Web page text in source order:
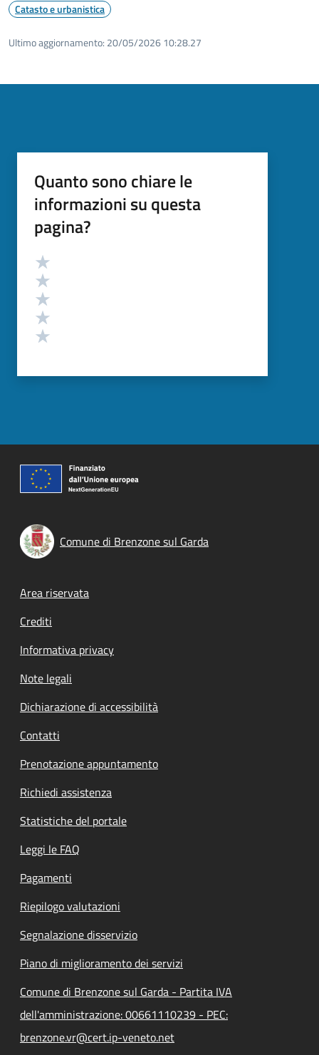
Catasto e urbanistica
Ultimo aggiornamento: 20/05/2026 10:28.27
Quanto sono chiare le
informazioni su questa
pagina?
Valutazione
Comune di Brenzone sul Garda
Footer menu
Area riservata
Crediti
Informativa privacy
Note legali
Dichiarazione di accessibilità
Contatti
Prenotazione appuntamento
Richiedi assistenza
Statistiche del portale
Leggi le FAQ
Pagamenti
Riepilogo valutazioni
Segnalazione disservizio
Piano di miglioramento dei servizi
Comune di Brenzone sul Garda - Partita IVA
dell'amministrazione: 00661110239 - PEC:
brenzone.vr@cert.ip-veneto.net